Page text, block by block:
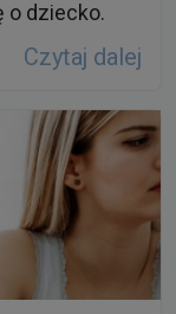
o dziecko.
Czytaj dalej